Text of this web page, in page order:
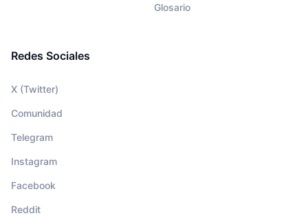
Glosario
Redes Sociales
X (Twitter)
Comunidad
Telegram
Instagram
Facebook
Reddit